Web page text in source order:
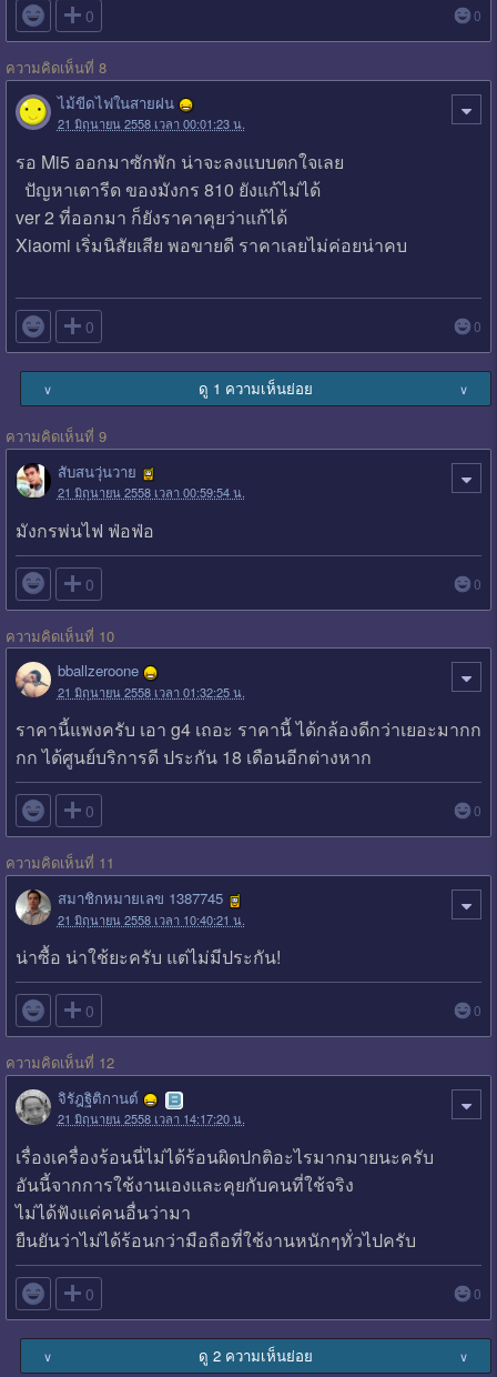
 0 0
ความคิดเห็นที่ 8
ไม้ขีดไฟในสายฝน
21 มิถุนายน 2558 เวลา 00:01:23 น.
รอ Mi5 ออกมาซักพัก น่าจะลงแบบตกใจเลย
ปัญหาเตารีด ของมังกร 810 ยังแก้ไม่ได้
ver 2 ที่ออกมา ก็ยังราคาคุยว่าแก้ได้
Xiaomi เริ่มนิสัยเสีย พอขายดี ราคาเลยไม่ค่อยน่าคบ
 0 0
∨ ดู 1 ความเห็นย่อย ∨
ความคิดเห็นที่ 9
สับสนวุ่นวาย
21 มิถุนายน 2558 เวลา 00:59:54 น.
มังกรพ่นไฟ ฟ่อฟ่อ
 0 0
ความคิดเห็นที่ 10
bballzeroone
21 มิถุนายน 2558 เวลา 01:32:25 น.
ราคานี้แพงครับ เอา g4 เถอะ ราคานี้ ได้กล้องดีกว่าเยอะมากก
กก ได้ศูนย์บริการดี ประกัน 18 เดือนอีกต่างหาก
 0 0
ความคิดเห็นที่ 11
สมาชิกหมายเลข 1387745
21 มิถุนายน 2558 เวลา 10:40:21 น.
น่าซื้อ น่าใช้ยะครับ แต่ไม่มีประกัน!
 0 0
ความคิดเห็นที่ 12
จิรัฎฐิติกานต์
21 มิถุนายน 2558 เวลา 14:17:20 น.
เรื่องเครื่องร้อนนี่ไม่ได้ร้อนผิดปกติอะไรมากมายนะครับ
อันนี้จากการใช้งานเองและคุยกับคนที่ใช้จริง
ไม่ได้ฟังแค่คนอื่นว่ามา
ยืนยันว่าไม่ได้ร้อนกว่ามือถือที่ใช้งานหนักๆทั่วไปครับ
 0 0
∨ ดู 2 ความเห็นย่อย ∨